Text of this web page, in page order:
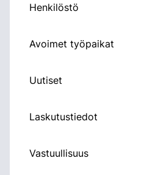
Henkilöstö
Avoimet työpaikat
Uutiset
Laskutustiedot
Vastuullisuus